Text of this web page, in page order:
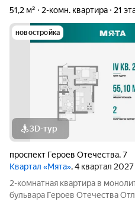
51,2 м²
2-комн. квартира 21
новостройка
3D-тур
проспект Героев Отечества,7
Квартал «Мята», 4 квартал 2027
2-комнатная квартира в
бульвара Героев Отечества